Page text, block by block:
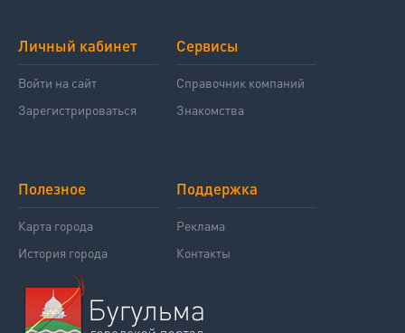
Личный кабинет
Войти на сайт
Зарегистрироваться
Сервисы
Справочник компаний
Знакомства
Полезное
Карта города
История города
Поддержка
Реклама
Контакты